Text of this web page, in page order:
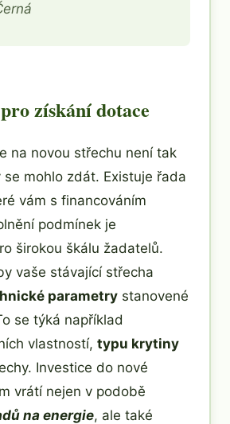
získání dotace
na novou střechu není tak
mohlo zdát. Existuje řada
vám s financováním
podmínek je
širokou škálu žadatelů.
vaše stávající střecha
parametry stanovené
se týká například
vlastností, typu krytiny
Investice do nové
vrátí nejen v podobě
na energie, ale také